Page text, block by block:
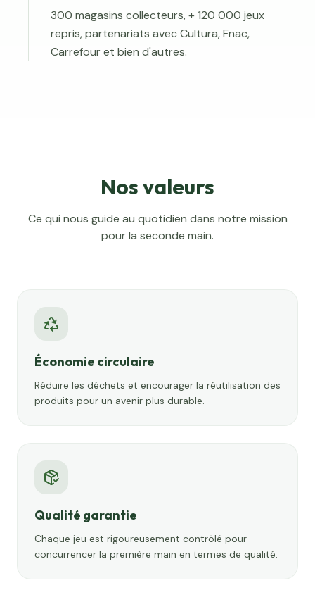
300 magasins collecteurs, + 120 000 jeux
repris, partenariats avec Cultura, Fnac,
Carrefour et bien d'autres.
Nos valeurs
Ce qui nous guide au quotidien dans notre mission
pour la seconde main.
Économie circulaire
Réduire les déchets et encourager la réutilisation des
produits pour un avenir plus durable.
Qualité garantie
Chaque jeu est rigoureusement contrôlé pour
concurrencer la première main en termes de qualité.